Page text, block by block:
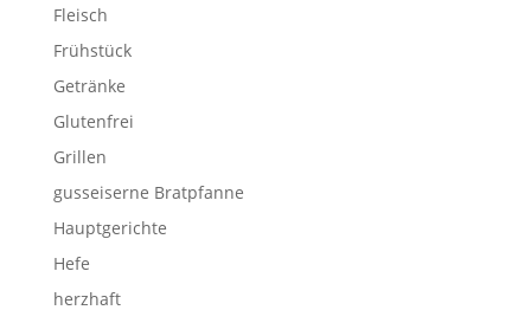
Fleisch
Frühstück
Getränke
Glutenfrei
Grillen
gusseiserne Bratpfanne
Hauptgerichte
Hefe
herzhaft